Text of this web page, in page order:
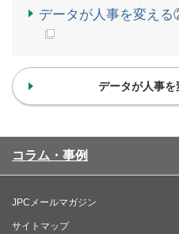
データが人事を変える
データが人事
コラム・事例
JPCメールマガジン
サイトマップ